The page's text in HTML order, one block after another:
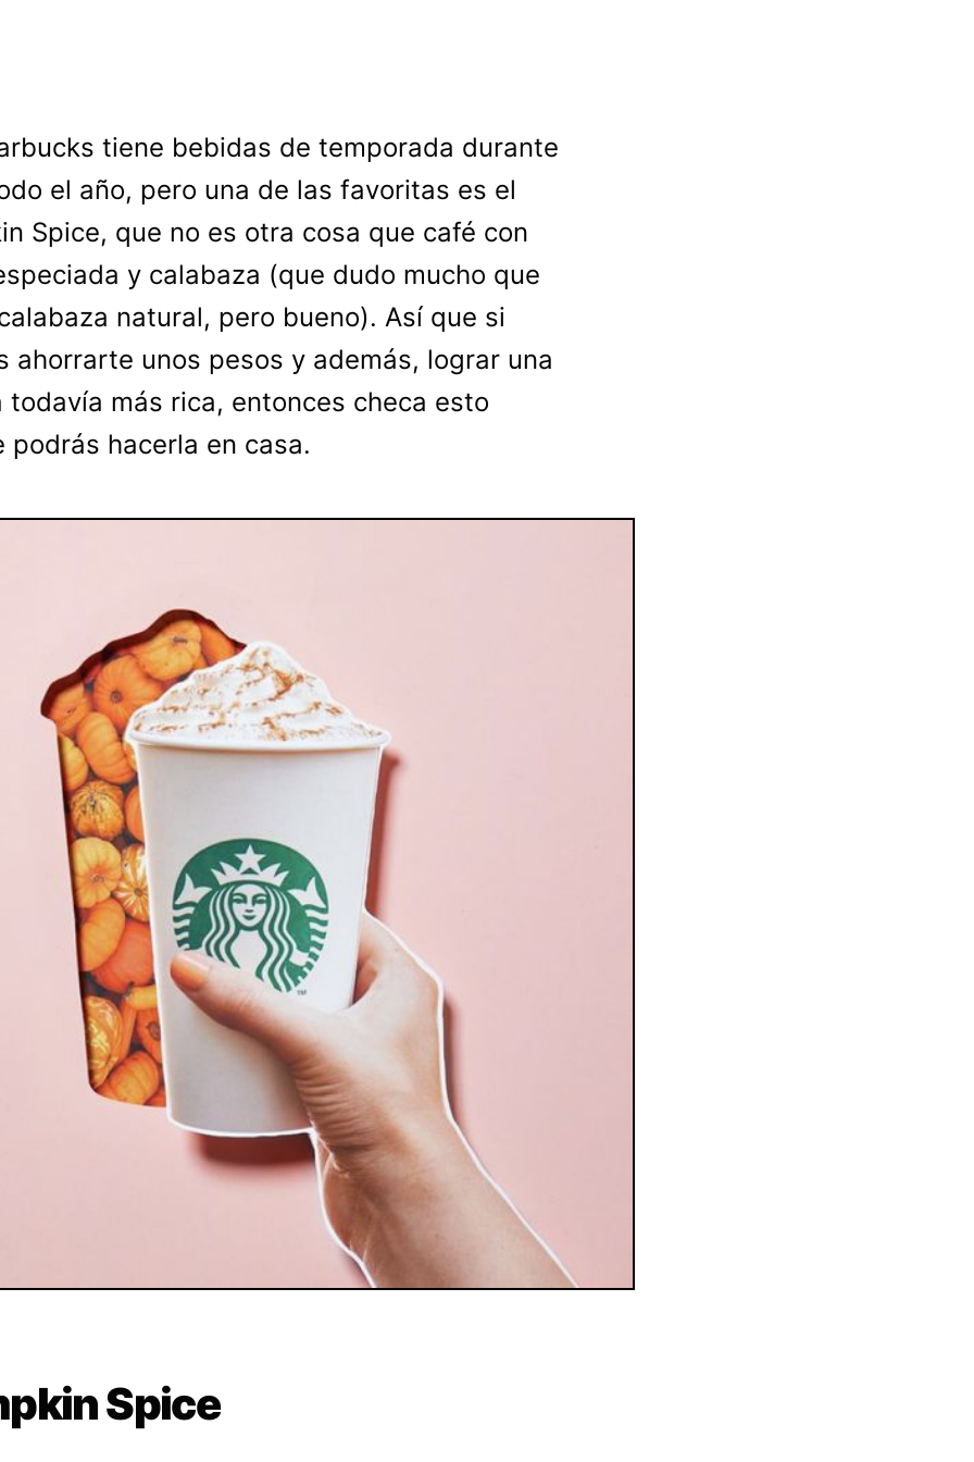
tiene bebidas de temporada durante
el año, pero una de las favoritas es el
Spice, que no es otra cosa que café con
y calabaza (que dudo mucho que
natural, pero bueno). Así que si
ahorrarte unos pesos y además, lograr una
todavía más rica, entonces checa esto
podrás hacerla en casa.
Spice